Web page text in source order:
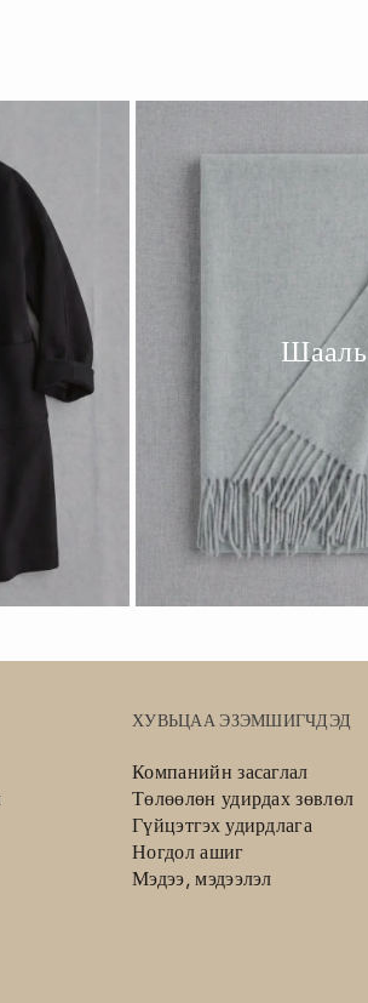
Шааль
ХУВЬЦАА ЭЗЭМШИГЧДЭД
Компанийн засаглал
Төлөөлөн удирдах зөвлөл
Гүйцэтгэх удирдлага
Ногдол ашиг
Мэдээ, мэдээлэл